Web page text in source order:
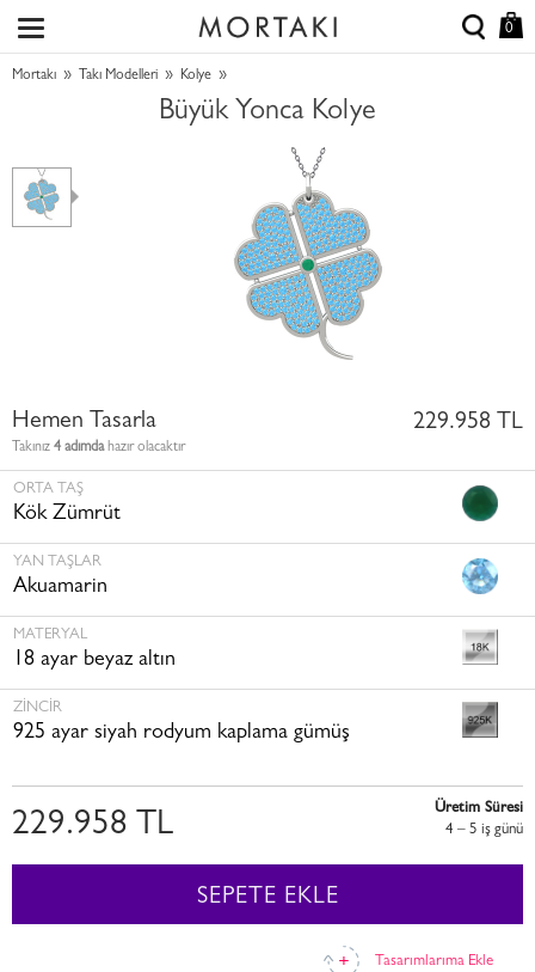
0
Mortakı » Takı Modelleri » Kolye »
Büyük Yonca Kolye
Hemen Tasarla
Takınız 4 adımdahazır olacaktır
229.958 TL
ORTA TAŞ
Kök Zümrüt
YAN TAŞLAR
Akuamarin
MATERYAL
18 ayar beyaz altın
ZINCIR
925 ayar siyah rodyum kaplama gümüş
Tasarımlarıma Ekle
229.958 TL
Üretim Süresi
4 – 5 i̇ş günü
SEPETE EKLE